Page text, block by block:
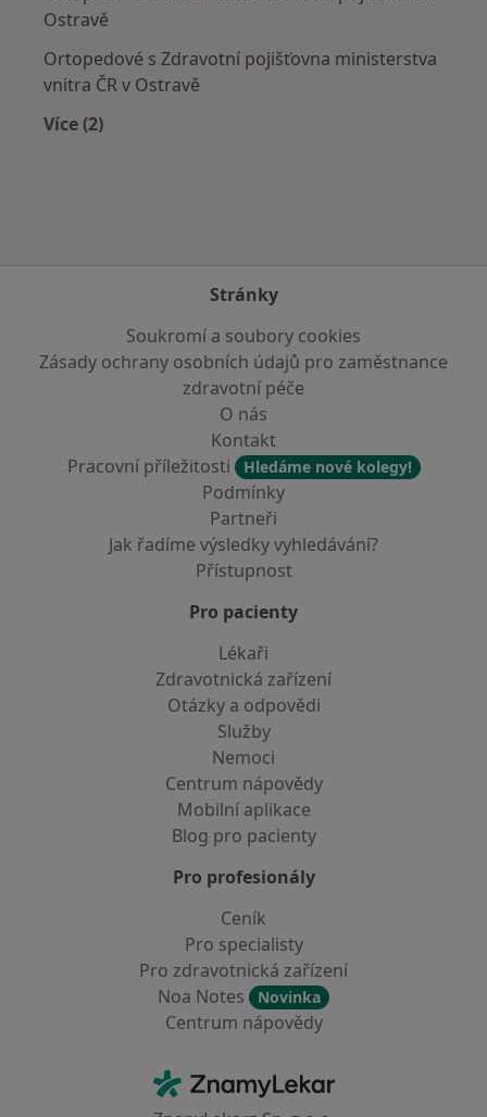
Ostravě
Ortopedové s Zdravotní pojišťovna ministerstva
vnitra ČR v Ostravě
Více (2)
Stránky
Soukromí a soubory cookies
Zásady ochrany osobních údajů pro zaměstnance
zdravotní péče
O nás
Kontakt
Pracovní příležitosti
Hledáme nové kolegy!
Podmínky
Partneři
Jak řadíme výsledky vyhledávání?
Přístupnost
Pro pacienty
Lékaři
Zdravotnická zařízení
Otázky a odpovědi
Služby
Nemoci
Centrum nápovědy
Mobilní aplikace
Blog pro pacienty
Pro profesionály
Ceník
Pro specialisty
Pro zdravotnická zařízení
Noa Notes
Novinka
Centrum nápovědy
ZnamyLekar - Hlavní stránka